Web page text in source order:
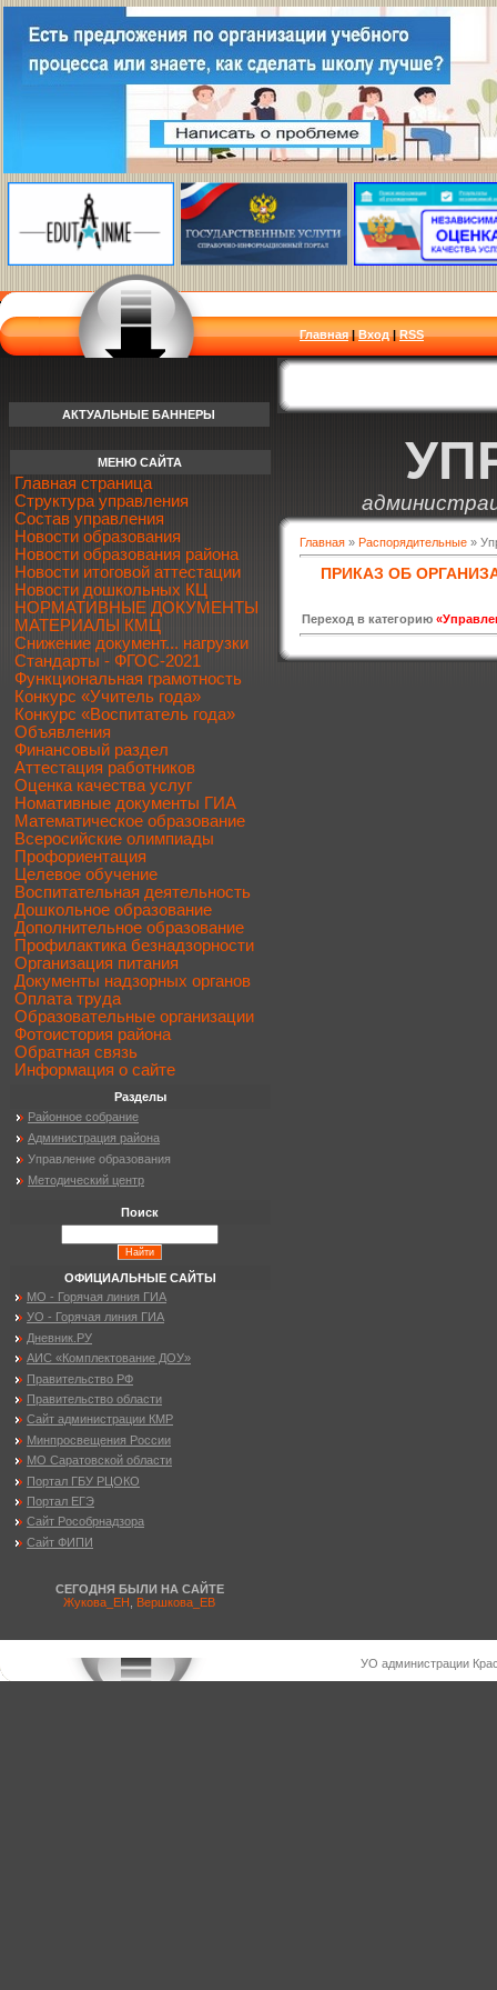
Главная |Вход|RSS
АКТУАЛЬНЫЕ БАННЕРЫ
Главная » Распорядительные »
ПРИКАЗ ОБ
Переход в категорию
МЕНЮ САЙТА
Главная страница
Структура управления
Состав управления
Новости образования
Новости образования района
Новости итоговой аттестации
Новости дошкольных КЦ
НОРМАТИВНЫЕ ДОКУМЕНТЫ
МАТЕРИАЛЫ КМЦ
Снижение документ... нагрузки
Стандарты - ФГОС-2021
Функциональная грамотность
Конкурс «Учитель года»
Конкурс «Воспитатель года»
Объявления
Финансовый раздел
Аттестация работников
Оценка качества услуг
Номативные документы ГИА
Математическое образование
Всеросийские олимпиады
Профориентация
Целевое обучение
Воспитательная деятельность
Дошкольное образование
Дополнительное образование
Профилактика безнадзорности
Организация питания
Документы надзорных органов
Оплата труда
Образовательные организации
Фотоистория района
Обратная связь
Информация о сайте
Разделы
Районное собрание
Администрация района
Управление образования
Методический центр
Поиск
ОФИЦИАЛЬНЫЕ САЙТЫ
МО - Горячая линия ГИА
УО - Горячая линия ГИА
Дневник.РУ
АИС «Комплектование ДОУ»
Правительство РФ
Правительство области
Сайт администрации КМР
Минпросвещения России
МО Саратовской области
Портал ГБУ РЦОКО
Портал ЕГЭ
Сайт Рособрнадзора
Сайт ФИПИ
СЕГОДНЯ БЫЛИ НА САЙТЕ
Жукова_ЕН
Вершкова_ЕВ
УО администрации